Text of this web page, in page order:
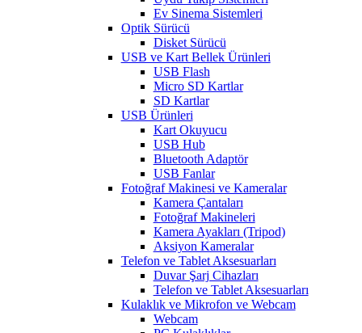
Ev Sinema Sistemleri
Optik Sürücü
Disket Sürücü
USB ve Kart Bellek Ürünleri
USB Flash
Micro SD Kartlar
SD Kartlar
USB Ürünleri
Kart Okuyucu
USB Hub
Bluetooth Adaptör
USB Fanlar
Fotoğraf Makinesi ve Kameralar
Kamera Çantaları
Fotoğraf Makineleri
Kamera Ayakları (Tripod)
Aksiyon Kameralar
Telefon ve Tablet Aksesuarları
Duvar Şarj Cihazları
Telefon ve Tablet Aksesuarları
Kulaklık ve Mikrofon ve Webcam
Webcam